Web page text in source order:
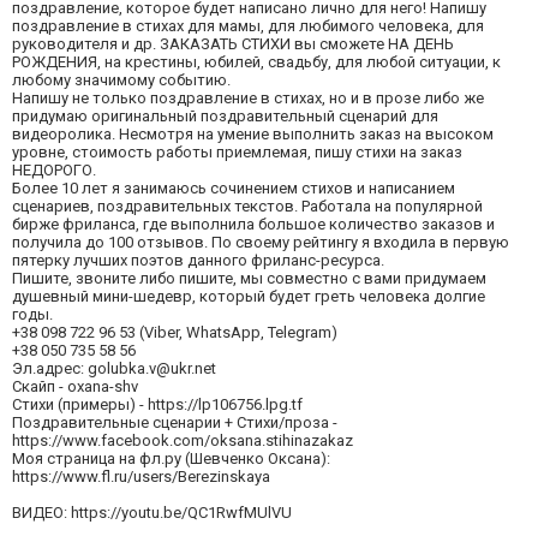
поздравление, которое будет написано лично для него! Напишу
поздравление в стихах для мамы, для любимого человека, для
руководителя и др. ЗАКАЗАТЬ СТИХИ вы сможете НА ДЕНЬ
РОЖДЕНИЯ, на крестины, юбилей, свадьбу, для любой ситуации, к
любому значимому событию.
Напишу не только поздравление в стихах, но и в прозе либо же
придумаю оригинальный поздравительный сценарий для
видеоролика. Несмотря на умение выполнить заказ на высоком
уровне, стоимость работы приемлемая, пишу стихи на заказ
НЕДОРОГО.
Более 10 лет я занимаюсь сочинением стихов и написанием
сценариев, поздравительных текстов. Работала на популярной
бирже фриланса, где выполнила большое количество заказов и
получила до 100 отзывов. По своему рейтингу я входила в первую
пятерку лучших поэтов данного фриланс-ресурса.
Пишите, звоните либо пишите, мы совместно с вами придумаем
душевный мини-шедевр, который будет греть человека долгие
годы.
+38 098 722 96 53 (Viber, WhatsApp, Telegram)
+38 050 735 58 56
Эл.адрес: golubka.v@ukr.net
Скайп - oxana-shv
Стихи (примеры) - https://lp106756.lpg.tf
Поздравительные сценарии + Стихи/проза -
https://www.facebook.com/oksana.stihinazakaz
Моя страница на фл.ру (Шевченко Оксана):
https://www.fl.ru/users/Berezinskaya
ВИДЕО: https://youtu.be/QC1RwfMUlVU